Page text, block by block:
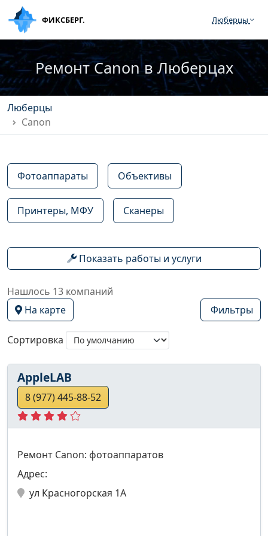
ФИКСБЕРГ. Люберцы
Ремонт Canon в Люберцах
Люберцы
Canon
Фотоаппараты Объективы
Принтеры, МФУ Сканеры
Показать работы и услуги
Нашлось 13 компаний
На карте
Фильтры
Сортировка
AppleLAB
8 (977) 445-88-52
Ремонт Canon: фотоаппаратов
Адрес:
ул Красногорская 1А